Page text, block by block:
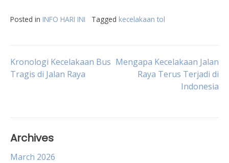
Posted in INFO HARI INI Tagged kecelakaan tol
Post
Kronologi Kecelakaan Bus
Tragis di Jalan Raya
Mengapa Kecelakaan Jalan
Raya Terus Terjadi di
Indonesia
Archives
March 2026